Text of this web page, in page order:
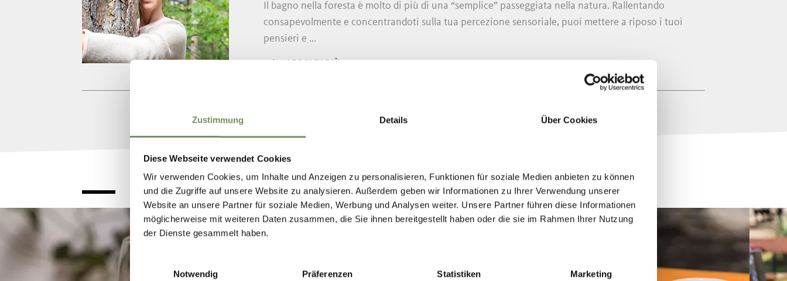
Zustimmung Details Über Cookies
Diese Webseite verwendet Cookies
Wir verwenden Cookies, um Inhalte und Anzeigen zu personalisieren, Funktionen für soziale Medien anbieten zu können
und die Zugriffe auf unsere Website zu analysieren. Außerdem geben wir Informationen zu Ihrer Verwendung unserer
Website an unsere Partner für soziale Medien, Werbung und Analysen weiter. Unsere Partner führen diese Informationen
möglicherweise mit weiteren Daten zusammen, die Sie ihnen bereitgestellt haben oder die sie im Rahmen Ihrer Nutzung
der Dienste gesammelt haben.
Notwendig
Präferenzen Statistiken Marketing
Il bagno nella foresta è molto di più di una “semplice” passeggiata nella natura. Rallentando
consapevolmente e concentrandoti sulla tua percezione sensoriale, puoi mettere a riposo i tuoi
pensieri e ...